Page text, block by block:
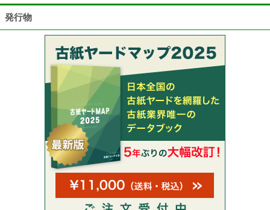
発行物